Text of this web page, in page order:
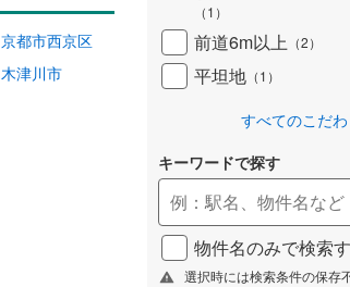
京都市西京区
木津川市
（1 ）
前道6m以上 （2）
平坦地 （1 ）
すべてのこだ
キーワードで探す
物件名のみで検索
選択時には検索条件の保存